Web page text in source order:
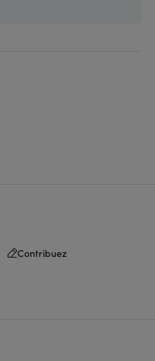
Contribuez